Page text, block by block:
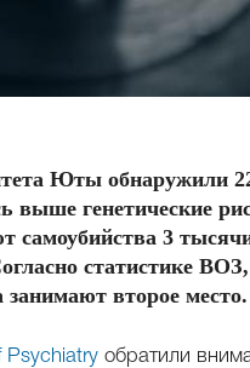
Юты обнаружили
выше генетические
самоубийства 3
статистике
занимают второе место.
Psychiatry обратили